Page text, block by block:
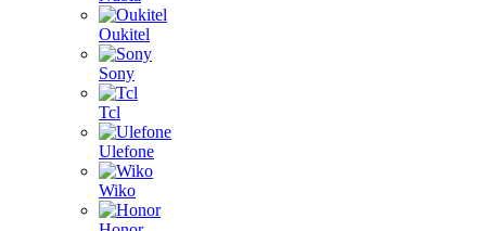
Oukitel
Sony
Tcl
Ulefone
Wiko